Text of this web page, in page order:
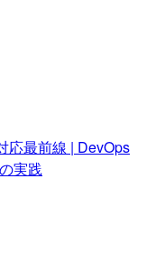
応最前線 | DevOps
実践